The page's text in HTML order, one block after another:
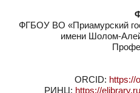
ФГБОУ ВО «Приамурский
имени Шолом-
ORCID: https://
РИНЦ: https://